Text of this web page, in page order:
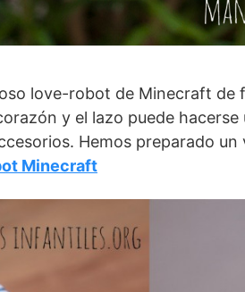
love-robot de Minecraft de
y el lazo puede
Hemos preparado
Minecraft